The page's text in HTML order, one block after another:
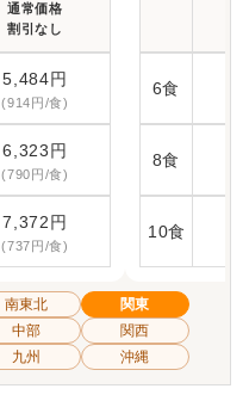
通常価格
割引なし
5,484円
(914円/食)
6,323円
(790円/食)
7,372円
(737円/食)
6食
8食
10食
南東北
関東
中部
関西
九州 沖縄